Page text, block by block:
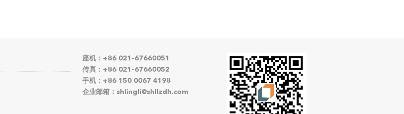
座机：+86 021-67660051
传真：+86 021-67660052
手机：+86 150 0067 4198
企业邮箱：shlingli@shllzdh.com